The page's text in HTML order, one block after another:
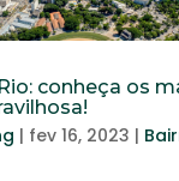
conheça os
| fev 16, 2023 |